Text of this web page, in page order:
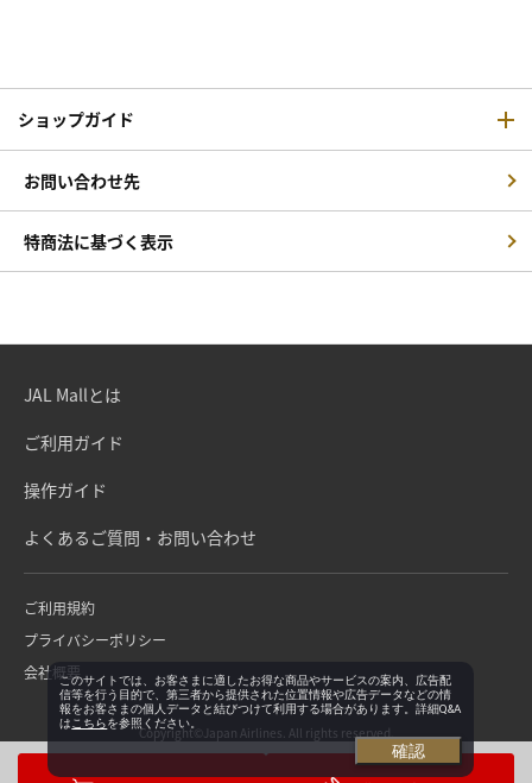
ショップガイド
お問い合わせ先
特商法に基づく表示
JAL Mallとは
ご利用ガイド
操作ガイド
よくあるご質問・お問い合わせ
ご利用規約
プライバシーポリシー
会社概要
Copyright©Japan Airlines. All rights reserved.
このサイトでは、お客さまに適したお得な商品やサービスの案内、広告配
信等を行う目的で、第三者から提供された位置情報や広告データなどの情
報をお客さまの個人データと結びつけて利用する場合があります。詳細Q&A
は こちらを参照ください。
確認